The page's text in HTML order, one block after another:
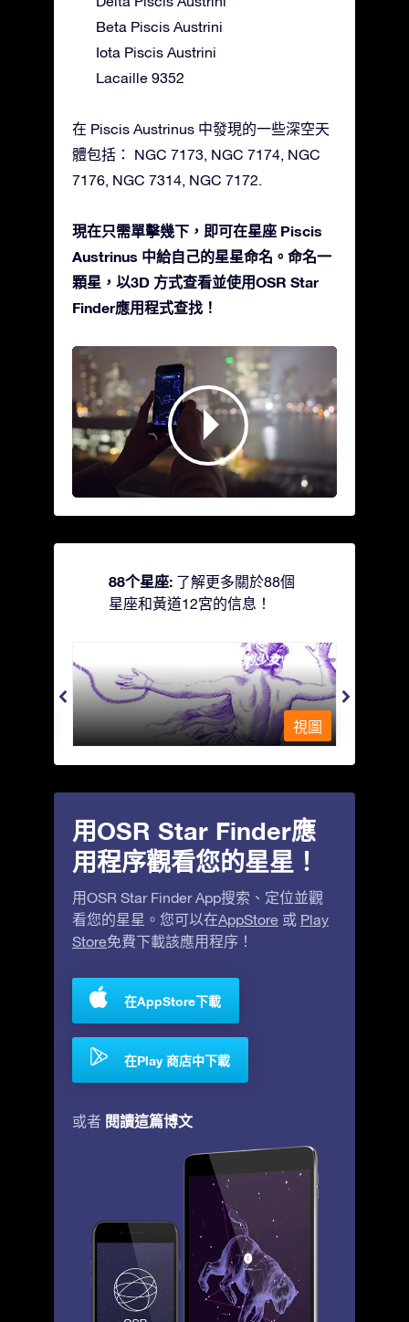
Beta Piscis Austrini
Iota Piscis Austrini
Lacaille 9352
在 Piscis Austrinus 中發現的一些深空天
體包括： NGC 7173, NGC 7174, NGC
7176, NGC 7314, NGC 7172.
現在只需單擊幾下，即可在星座 Piscis
Austrinus 中給自己的星星命名。命名一
顆星，以3D 方式查看並使用OSR Star
Finder應用程式查找！
88个星座: 了解更多關於88個
星座和黃道12宮的信息！
Andromeda - 被鐵鍊鎖著的少女
視圖
用OSR Star Finder應
用程序觀看您的星星！
用OSR Star Finder App搜索、定位並觀
看您的星星。您可以在AppStore 或 Play
Store免費下載該應用程序！
在AppStore下載
在Play 商店中下載
或者 閱讀這篇博文